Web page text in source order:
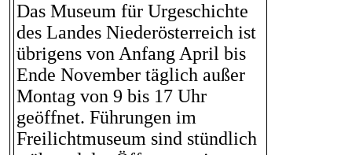
Das Museum für Urgeschichte
des Landes Niederösterreich ist
übrigens von Anfang April bis
Ende November täglich außer
Montag von 9 bis 17 Uhr
geöffnet. Führungen im
Freilichtmuseum sind stündlich